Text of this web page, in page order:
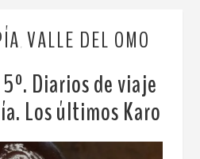
VALLE DEL OMO
Diarios de viaje
Los últimos Karo